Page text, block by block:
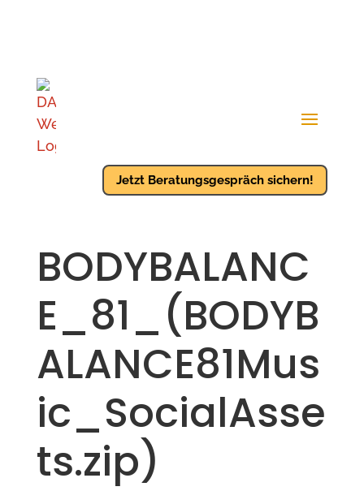
Jetzt Beratungsgespräch sichern!
BODYBALANC
E_81_(BODYB
ALANCE81Mus
ic_SocialAsse
ts.zip)